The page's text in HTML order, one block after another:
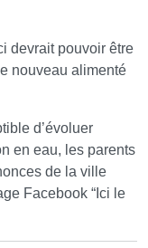
devrait pouvoir être
nouveau alimenté
d’évoluer
en eau, les parents
de la ville
Facebook “Ici le